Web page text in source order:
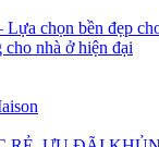
chọn bền đẹp
nhà ở hiện đại